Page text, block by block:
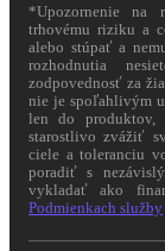
*Upozornenie na
trhovému riziku a
alebo stúpať a
rozhodnutia
zodpovednosť za
nie je spoľahlivým
len do produktov,
starostlivo zvážiť
ciele a toleranciu
poradiť s
vykladať ako
Podmienkach služby